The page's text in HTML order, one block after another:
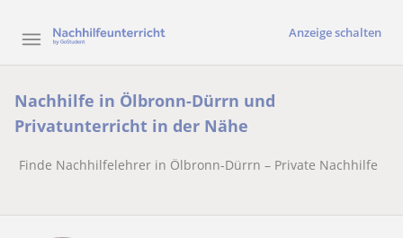
Anzeige schalten
Nachhilfe in Ölbronn-Dürrn und
Privatunterricht in der Nähe
Finde Nachhilfelehrer in Ölbronn-Dürrn – Private Nachhilfe